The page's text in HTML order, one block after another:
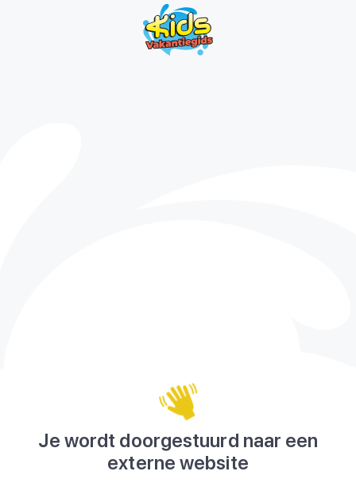
Je wordt doorgestuurd naar een
externe website